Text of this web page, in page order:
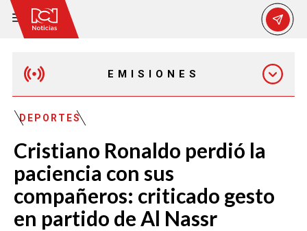
EMISIONES
EMISIÓN 7:00 PM
DEPORTES
Cristiano Ronaldo perdió la
paciencia con sus
compañeros: criticado gesto
en partido de Al Nassr